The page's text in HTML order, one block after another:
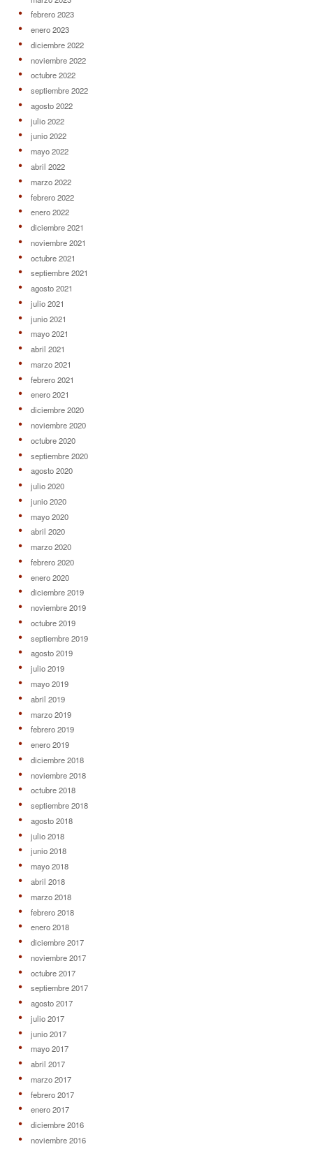
febrero 2023
enero 2023
diciembre 2022
noviembre 2022
octubre 2022
septiembre 2022
agosto 2022
julio 2022
junio 2022
mayo 2022
abril 2022
marzo 2022
febrero 2022
enero 2022
diciembre 2021
noviembre 2021
octubre 2021
septiembre 2021
agosto 2021
julio 2021
junio 2021
mayo 2021
abril 2021
marzo 2021
febrero 2021
enero 2021
diciembre 2020
noviembre 2020
octubre 2020
septiembre 2020
agosto 2020
julio 2020
junio 2020
mayo 2020
abril 2020
marzo 2020
febrero 2020
enero 2020
diciembre 2019
noviembre 2019
octubre 2019
septiembre 2019
agosto 2019
julio 2019
mayo 2019
abril 2019
marzo 2019
febrero 2019
enero 2019
diciembre 2018
noviembre 2018
octubre 2018
septiembre 2018
agosto 2018
julio 2018
junio 2018
mayo 2018
abril 2018
marzo 2018
febrero 2018
enero 2018
diciembre 2017
noviembre 2017
octubre 2017
septiembre 2017
agosto 2017
julio 2017
junio 2017
mayo 2017
abril 2017
marzo 2017
febrero 2017
enero 2017
diciembre 2016
noviembre 2016